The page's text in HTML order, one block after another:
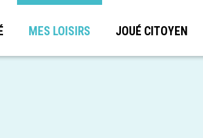
MES LOISIRS JOUÉ CITOYEN